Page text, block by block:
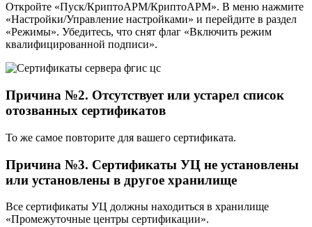
Откройте «Пуск/КриптоАРМ/КриптоАРМ». В меню нажмите
«Настройки/Управление настройками» и перейдите в раздел
«Режимы». Убедитесь, что снят флаг «Включить режим
квалифицированной подписи».
Причина №2. Отсутствует или устарел список
отозванных сертификатов
То же самое повторите для вашего сертификата.
Причина №3. Сертификаты УЦ не установлены
или установлены в другое хранилище
Все сертификаты УЦ должны находиться в хранилище
«Промежуточные центры сертификации».